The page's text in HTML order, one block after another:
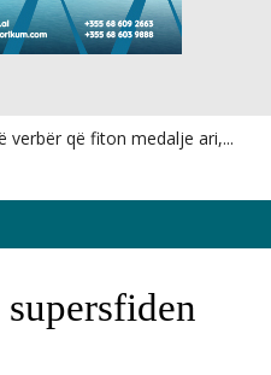
verbër që fiton medalje ari,...